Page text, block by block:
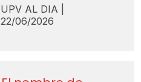
UPV AL DIA |
22/06/2026